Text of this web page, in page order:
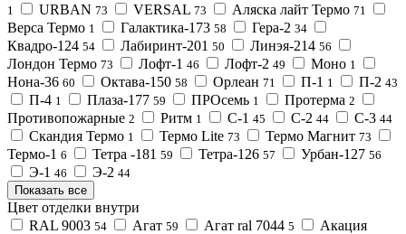
1 URBAN 73 VERSAL 73 Аляска лайт Термо 71
Верса Термо 1 Галактика-173 58 Гера-2 34
Квадро-124 54 Лабиринт-201 50 Линэя-214 56
Лондон Термо 73 Лофт-1 46 Лофт-2 49 Моно 1
Нона-36 60 Октава-150 58 Орлеан 71 П-1 1 П-2 43
П-4 1 Плаза-177 59 ПРОсемь 1 Протерма 2
Противопожарные 2 Ритм 1 С-1 45 С-2 44 С-3 44
Скандия Термо 1 Термо Lite 73 Термо Магнит 73
Термо-1 6 Тетра -181 59 Тетра-126 57 Урбан-127 56
Э-1 46 Э-2 44
Показать все
Цвет отделки внутри
RAL 9003 54 Агат 59 Агат ral 7044 5
Акация